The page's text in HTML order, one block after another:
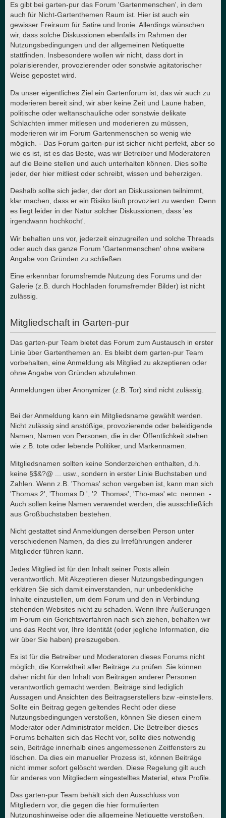
Es gibt bei garten-pur das Forum 'Gartenmenschen', in dem
auch für Nicht-Gartenthemen Raum ist. Hier ist auch ein
gewisser Freiraum für Satire und Ironie. Allerdings wünschen
wir, dass solche Diskussionen ebenfalls im Rahmen der
Nutzungsbedingungen und der allgemeinen Netiquette
stattfinden. Insbesondere wollen wir nicht, dass dort in
polarisierender, provozierender oder sonstwie agitatorischer
Weise gepostet wird.
Da unser eigentliches Ziel ein Gartenforum ist, das wir auch zu
moderieren bereit sind, wir aber keine Zeit und Laune haben,
politische oder weltanschauliche oder sonstwie delikate
Schlachten immer mitlesen und moderieren zu müssen,
moderieren wir im Forum Gartenmenschen so wenig wie
möglich. - Das Forum garten-pur ist sicher nicht perfekt, aber so
wie es ist, ist es das Beste, was wir Betreiber und Moderatoren
auf die Beine stellen und auch unterhalten können. Dies sollte
jeder, der hier mitliest oder schreibt, wissen und beherzigen.
Deshalb sollte sich jeder, der dort an Diskussionen teilnimmt,
klar machen, dass er ein Risiko läuft provoziert zu werden. Denn
es liegt leider in der Natur solcher Diskussionen, dass 'es
irgendwann hochkocht'.
Wir behalten uns vor, jederzeit einzugreifen und solche Threads
oder auch das ganze Forum 'Gartenmenschen' ohne weitere
Angabe von Gründen zu schließen.
Eine erkennbar forumsfremde Nutzung des Forums und der
Galerie (z.B. durch Hochladen forumsfremder Bilder) ist nicht
zulässig.
Mitgliedschaft in Garten-pur
Das garten-pur Team bietet das Forum zum Austausch in erster
Linie über Gartenthemen an. Es bleibt dem garten-pur Team
vorbehalten, eine Anmeldung als Mitglied zu akzeptieren oder
ohne Angabe von Gründen abzulehnen.
Anmeldungen über Anonymizer (z.B. Tor) sind nicht zulässig.
Bei der Anmeldung kann ein Mitgliedsname gewählt werden.
Nicht zulässig sind anstößige, provozierende oder beleidigende
Namen, Namen von Personen, die in der Öffentlichkeit stehen
wie z.B. tote oder lebende Politiker, und Markennamen.
Mitgliedsnamen sollten keine Sonderzeichen enthalten, d.h.
keine §$&?@ ... usw., sondern in erster Linie Buchstaben und
Zahlen. Wenn z.B. 'Thomas' schon vergeben ist, kann man sich
'Thomas 2', 'Thomas D.', '2. Thomas', 'Tho-mas' etc. nennen. -
Auch sollen keine Namen verwendet werden, die ausschließlich
aus Großbuchstaben bestehen.
Nicht gestattet sind Anmeldungen derselben Person unter
verschiedenen Namen, da dies zu Irreführungen anderer
Mitglieder führen kann.
Jedes Mitglied ist für den Inhalt seiner Posts allein
verantwortlich. Mit Akzeptieren dieser Nutzungsbedingungen
erklären Sie sich damit einverstanden, nur unbedenkliche
Inhalte einzustellen, um dem Forum und den in Verbindung
stehenden Websites nicht zu schaden. Wenn Ihre Äußerungen
im Forum ein Gerichtsverfahren nach sich ziehen, behalten wir
uns das Recht vor, Ihre Identität (oder jegliche Information, die
wir über Sie haben) preiszugeben.
Es ist für die Betreiber und Moderatoren dieses Forums nicht
möglich, die Korrektheit aller Beiträge zu prüfen. Sie können
daher nicht für den Inhalt von Beiträgen anderer Personen
verantwortlich gemacht werden. Beiträge sind lediglich
Aussagen und Ansichten des Beitragserstellers bzw -einstellers.
Sollte ein Beitrag gegen geltendes Recht oder diese
Nutzungsbedingungen verstoßen, können Sie diesen einem
Moderator oder Administrator melden. Die Betreiber dieses
Forums behalten sich das Recht vor, sollte dies notwendig
sein, Beiträge innerhalb eines angemessenen Zeitfensters zu
löschen. Da dies ein manueller Prozess ist, können Beiträge
nicht immer sofort gelöscht werden. Diese Regelung gilt auch
für anderes von Mitgliedern eingestelltes Material, etwa Profile.
Das garten-pur Team behält sich den Ausschluss von
Mitgliedern vor, die gegen die hier formulierten
Nutzungshinweise oder die allgemeine Netiquette verstoßen.